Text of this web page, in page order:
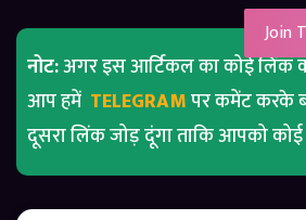
नोट:अगर इस आर्टिकल का कोई लिंक
आप हमें TELEGRAMपर कमेंट करके
दूसरा लिंक जोड़ दूंगा ताकि आपको कोई
Join